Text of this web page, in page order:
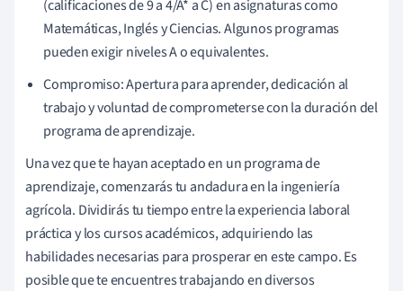
(calificaciones de 9 a 4/A* a C) en asignaturas como
Matemáticas, Inglés y Ciencias. Algunos programas
pueden exigir niveles A o equivalentes.
Compromiso: Apertura para aprender, dedicación al
trabajo y voluntad de comprometerse con la duración del
programa de aprendizaje.
Una vez que te hayan aceptado en un programa de
aprendizaje, comenzarás tu andadura en la ingeniería
agrícola. Dividirás tu tiempo entre la experiencia laboral
práctica y los cursos académicos, adquiriendo las
habilidades necesarias para prosperar en este campo. Es
posible que te encuentres trabajando en diversos